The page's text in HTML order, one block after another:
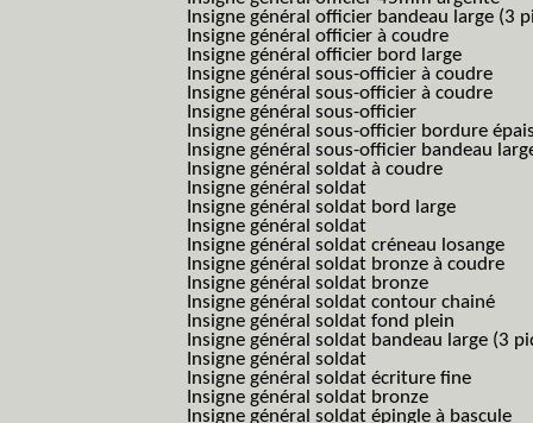
Insigne général officier bandeau large (3
Insigne général officier à coudre
Insigne général officier bord large
Insigne général sous-officier à coudre
Insigne général sous-officier à coudre
Insigne général sous-officier
Insigne général sous-officier bordure
Insigne général sous-officier bandeau
Insigne général soldat à coudre
Insigne général soldat
Insigne général soldat bord large
Insigne général soldat
Insigne général soldat créneau losange
Insigne général soldat bronze à coudre
Insigne général soldat bronze
Insigne général soldat contour chainé
Insigne général soldat fond plein
Insigne général soldat bandeau large (3
Insigne général soldat
Insigne général soldat écriture fine
Insigne général soldat bronze
Insigne général soldat épingle à bascule